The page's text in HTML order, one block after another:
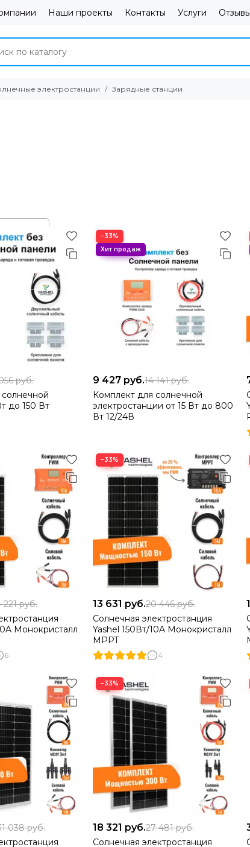
Наши проекты Контакты Услуги Отзывы
электростанции Зарядные станции
руб.
до 150 Вт
−33%
9 427 руб.14 141руб.
Комплект для солнечной
электростанции от 15 Вт до 800
Вт 12/24В
221руб.
Монокристалл
6
−33%
13 631 руб.20 446руб.
Солнечная электростанция
Yashel 150Вт/10A Монокристалл
MPPT
4
038руб.
−33%
18 321 руб.27 481руб.
Солнечная электростанция